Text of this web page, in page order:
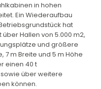
in hohen
Ein Wiederaufbau
hat
Hallen von 5.000 m2,
und größere
7 m Breite und 5 m Höhe
einen 40 t
über weitere
können.